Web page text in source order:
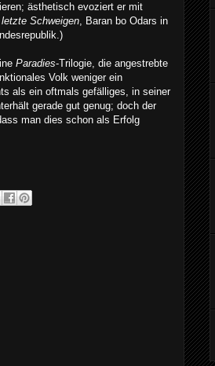
ästhetisch evoziert er mit
Schweigen , Baran bo Odars in
Paradies-Trilogie, die angestrebte
Volk weniger ein
als ein oftmals gefälliges, in seiner
gerade gut genug; doch der
man dies schon als Erfolg